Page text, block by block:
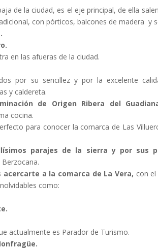
de la ciudad, es el eje principal, de ella
con pórticos, balcones de madera y
en las afueras de la ciudad.
por su sencillez y por la excelente
y caldereta.
de Origen Ribera del
cocina.
para conocer la comarca de Las
parajes de la sierra y por sus
a la comarca de La Vera, con
como:
actualmente es Parador de Turismo.